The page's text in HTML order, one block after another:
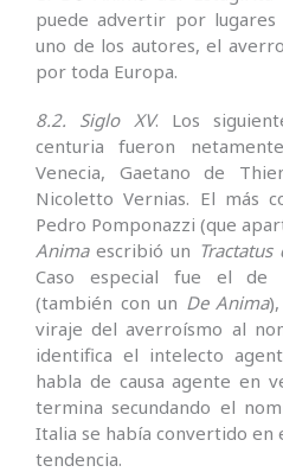
puede advertir por lugares
uno de los autores, el
por toda Europa.
8.2. Siglo XV. Los
centuria fueron
Venecia, Gaetano de
Nicoletto Vernias. El más
Pedro Pomponazzi (que
Animaescribió un
Caso especial fue el de
(también con un De Anima
viraje del averroísmo al
identifica el intelecto
habla de causa agente en
termina secundando el
Italia se había convertido
tendencia.